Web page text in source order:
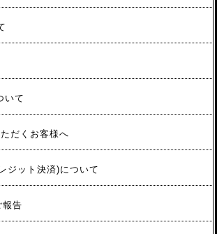
いて
だくお客様へ
ジット決済)について
報告